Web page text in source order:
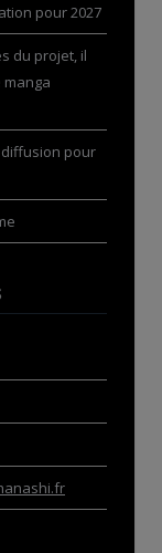
pour 2027
du projet, il
diffusion pour